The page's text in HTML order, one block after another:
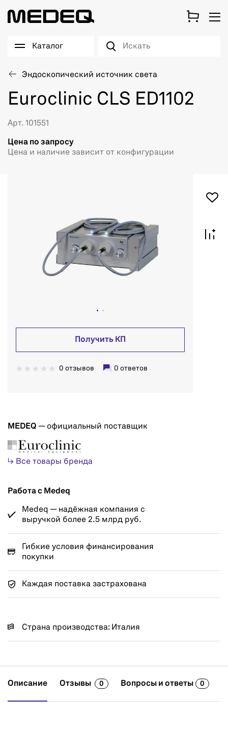
Каталог
Эндоскопический источник света
Euroclinic CLS ED1102
Арт. 101551
Цена по запросу
Цена и наличие зависит от конфигурации
Получить КП
0 отзывов 0 ответов
MEDEQ — официальный поставщик
↳ Все товары бренда
Работа с Medeq
Medeq — надёжная компания с
выручкой более 2.5 млрд руб.
Гибкие условия финансирования
покупки
Каждая поставка застрахована
Страна производства: Италия
Описание Отзывы 0 Вопросы и ответы 0